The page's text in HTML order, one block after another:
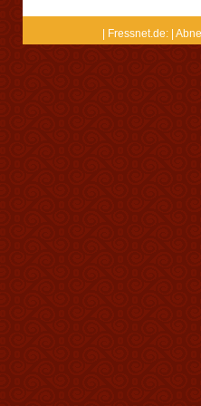
| Fressnet.de: |